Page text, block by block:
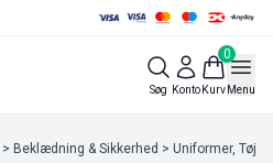
Søg Konto
0
KurvMenu
> Beklædning & Sikkerhed > Uniformer, Tøj &